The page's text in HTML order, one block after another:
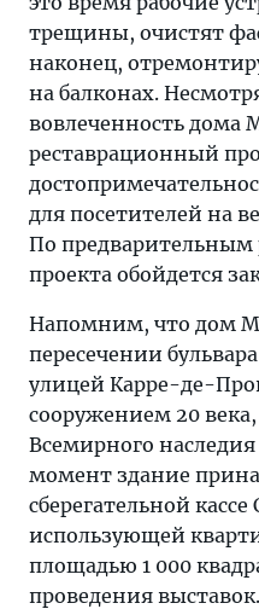
трещины, очистят
наконец,
на балконах.
вовлеченность дома
реставрационный
для посетителей на
По предварительным
проекта обойдется
Напомним, что дом
пересечении
улицей Карре-де-
сооружением 20
Всемирного
момент здание
сберегательной кассе
использующей
площадью 1 000
проведения выставок.